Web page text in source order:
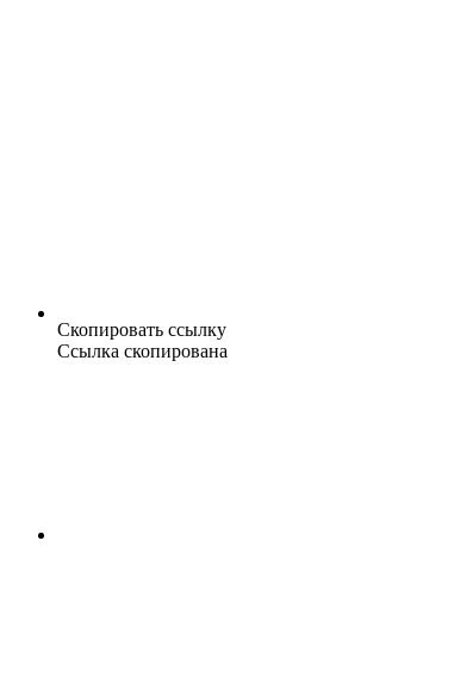
Скопировать ссылку
Ссылка скопирована